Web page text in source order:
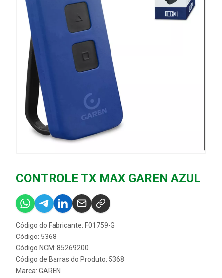
CONTROLE TX MAX GAREN AZUL
Código do Fabricante: F01759-G
Código: 5368
Código NCM: 85269200
Código de Barras do Produto: 5368
Marca: GAREN